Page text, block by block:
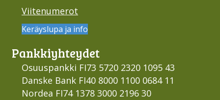
Viitenumerot
Keräyslupa ja info
Pankki­yhteydet
Osuuspankki FI73 5720 2320 1095 43
Danske Bank FI40 8000 1100 0684 11
Nordea FI74 1378 3000 2196 30